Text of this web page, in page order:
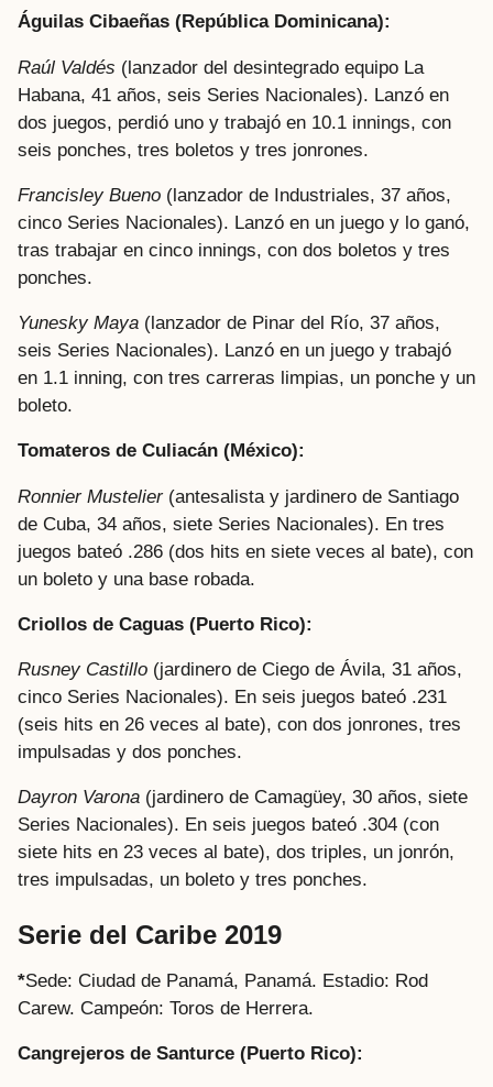
Águilas Cibaeñas (República Dominicana):
Raúl Valdés (lanzador del desintegrado equipo La
Habana, 41 años, seis Series Nacionales). Lanzó en
dos juegos, perdió uno y trabajó en 10.1 innings, con
seis ponches, tres boletos y tres jonrones.
Francisley Bueno (lanzador de Industriales, 37 años,
cinco Series Nacionales). Lanzó en un juego y lo ganó,
tras trabajar en cinco innings, con dos boletos y tres
ponches.
Yunesky Maya (lanzador de Pinar del Río, 37 años,
seis Series Nacionales). Lanzó en un juego y trabajó
en 1.1 inning, con tres carreras limpias, un ponche y un
boleto.
Tomateros de Culiacán (México):
Ronnier Mustelier(antesalista y jardinero de Santiago
de Cuba, 34 años, siete Series Nacionales). En tres
juegos bateó .286 (dos hits en siete veces al bate), con
un boleto y una base robada.
Criollos de Caguas (Puerto Rico):
Rusney Castillo (jardinero de Ciego de Ávila, 31 años,
cinco Series Nacionales). En seis juegos bateó .231
(seis hits en 26 veces al bate), con dos jonrones, tres
impulsadas y dos ponches.
Dayron Varona (jardinero de Camagüey, 30 años, siete
Series Nacionales). En seis juegos bateó .304 (con
siete hits en 23 veces al bate), dos triples, un jonrón,
tres impulsadas, un boleto y tres ponches.
Serie del Caribe 2019
*Sede: Ciudad de Panamá, Panamá. Estadio: Rod
Carew. Campeón: Toros de Herrera.
Cangrejeros de Santurce (Puerto Rico):